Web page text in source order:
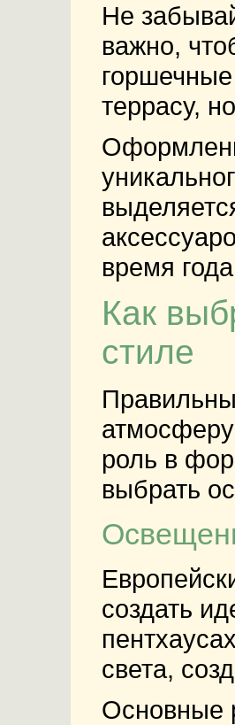
Не
важно,
террасу,
время
Как
стиле
роль в
выбрать
создать
света,
Основные